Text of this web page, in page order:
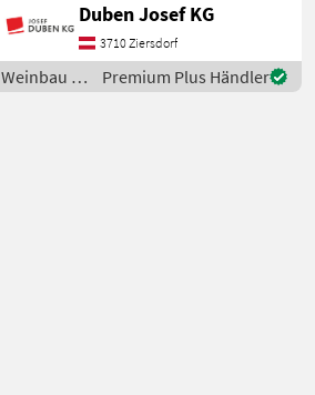
Displaysteuerung mit
Touchscreen und 10-Zoll-
Monitor seitlich,
Funkfernbedienung, pneu
Duben Josef KG
3710 Ziersdorf
Weinbau /
Scharfenberger
Premium Plus Händler